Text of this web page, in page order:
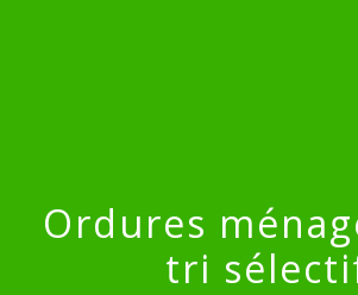
Ordures
tri